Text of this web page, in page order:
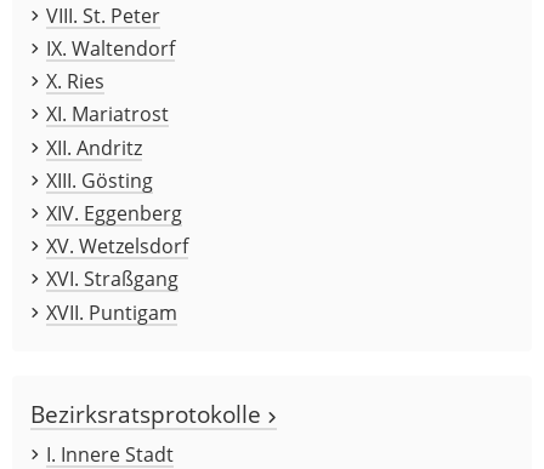
VIII. St. Peter
IX. Waltendorf
X. Ries
XI. Mariatrost
XII. Andritz
XIII. Gösting
XIV. Eggenberg
XV. Wetzelsdorf
XVI. Straßgang
XVII. Puntigam
Bezirksratsprotokolle
I. Innere Stadt